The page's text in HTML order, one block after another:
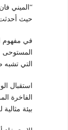
حيث
في مفهوم
المستوحى
التي تشبه
استقبال
الفاخرة
بيئة